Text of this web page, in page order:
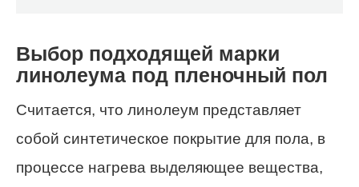
Выбор подходящей марки
линолеума под пленочный пол
Считается, что линолеум представляет
собой синтетическое покрытие для пола, в
процессе нагрева выделяющее вещества,